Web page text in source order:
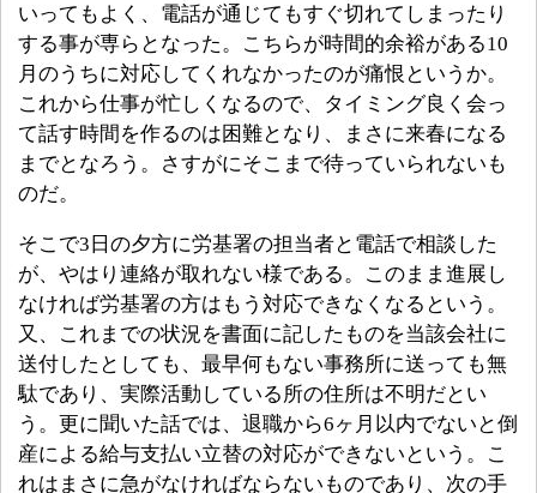
いってもよく、電話が通じてもすぐ切れてしまったり
する事が専らとなった。こちらが時間的余裕がある10
月のうちに対応してくれなかったのが痛恨というか。
これから仕事が忙しくなるので、タイミング良く会っ
て話す時間を作るのは困難となり、まさに来春になる
までとなろう。さすがにそこまで待っていられないも
のだ。
そこで3日の夕方に労基署の担当者と電話で相談した
が、やはり連絡が取れない様である。このまま進展し
なければ労基署の方はもう対応できなくなるという。
又、これまでの状況を書面に記したものを当該会社に
送付したとしても、最早何もない事務所に送っても無
駄であり、実際活動している所の住所は不明だとい
う。更に聞いた話では、退職から6ヶ月以内でないと倒
産による給与支払い立替の対応ができないという。こ
れはまさに急がなければならないものであり、次の手